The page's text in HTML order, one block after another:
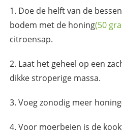
Doe de helft van de
bodem met de honing(50
citroensap.
Laat het geheel op een
dikke stroperige massa.
Voeg zonodig meer honing
Voor moerbeien is de